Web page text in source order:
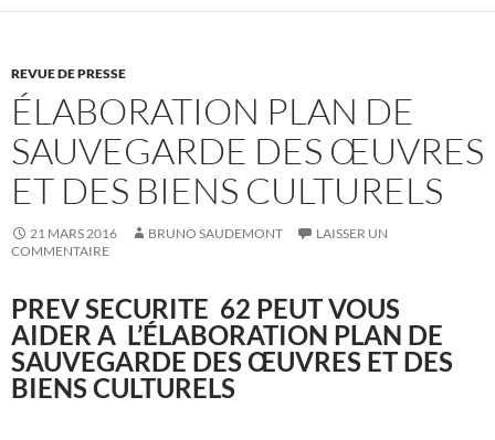
REVUE DE PRESSE
ÉLABORATION PLAN DE
SAUVEGARDE DES ŒUVRES
ET DES BIENS CULTURELS
21 MARS 2016 BRUNO SAUDEMONT
LAISSER UN
COMMENTAIRE
PREV SECURITE 62 PEUT VOUS
AIDER A L’ÉLABORATION PLAN DE
SAUVEGARDE DES ŒUVRES ET DES
BIENS CULTURELS